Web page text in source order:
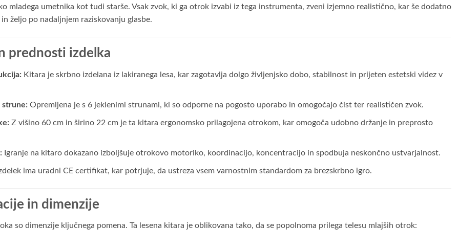
mladega umetnika kot tudi starše. Vsak zvok, ki ga otrok izvabi iz tega instrumenta, zveni izjemno realistično, kar še dodatno
željo po nadaljnjem raziskovanju glasbe.
prednosti izdelka
Kitara je skrbno izdelana iz lakiranega lesa, kar zagotavlja dolgo življenjsko dobo, stabilnost in prijeten estetski videz v
strune:Opremljena je s 6 jeklenimi strunami, ki so odporne na pogosto uporabo in omogočajo čist ter realističen zvok.
Z višino 60 cm in širino 22 cm je ta kitara ergonomsko prilagojena otrokom, kar omogoča udobno držanje in preprosto
Igranje na kitaro dokazano izboljšuje otrokovo motoriko, koordinacijo, koncentracijo in spodbuja neskončno ustvarjalnost.
ima uradni CE certifikat, kar potrjuje, da ustreza vsem varnostnim standardom za brezskrbno igro.
in dimenzije
so dimenzije ključnega pomena. Ta lesena kitara je oblikovana tako, da se popolnoma prilega telesu mlajših otrok: